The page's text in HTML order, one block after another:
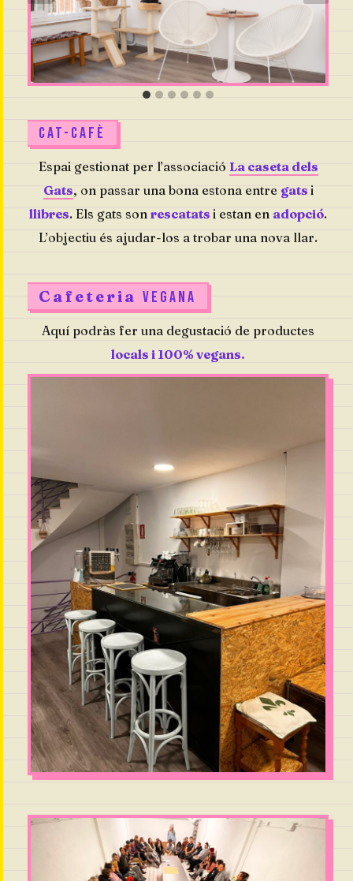
CAT-CAFÈ
Espai gestionat per l’associació La caseta dels
Gats, on passar una bona estona entre gats i
llibres. Els gats son rescatats i estan en adopció.
L’objectiu és ajudar-los a trobar una nova llar.
Cafeteria VEGANA
Aquí podràs fer una degustació de productes
locals i 100% vegans.